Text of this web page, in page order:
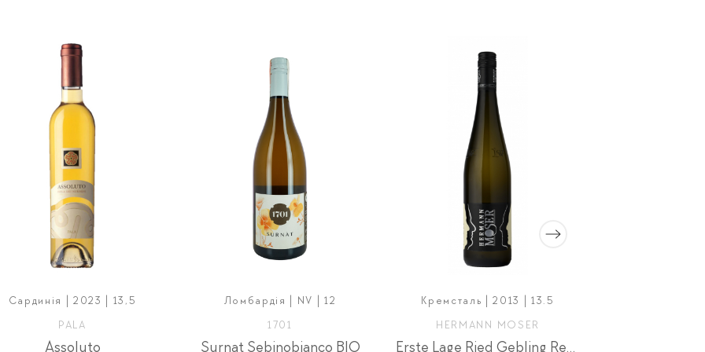
Сардинія | 2023 | 13,5
PALA
Ломбардія | NV | 12
1701
Кремсталь | 2013 | 13.5
HERMANN MOSER